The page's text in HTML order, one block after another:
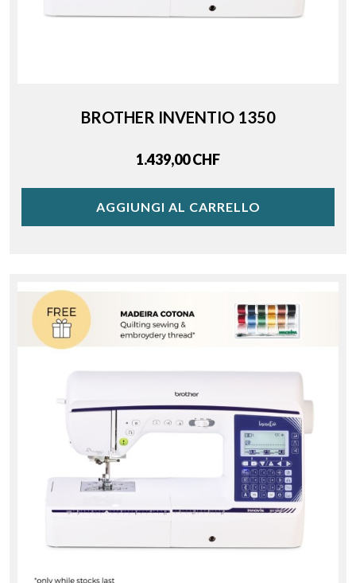
BROTHER INVENTIO 1350
Price
1.439,00 CHF
AGGIUNGI AL CARRELLO